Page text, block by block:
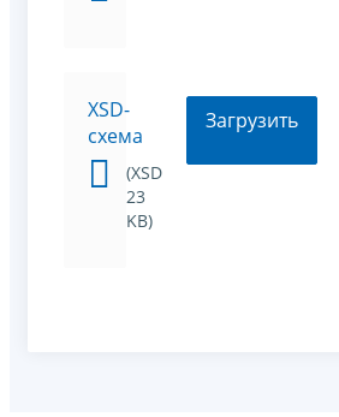
XSD-
схема
(XSD
23
KB)
Загрузить